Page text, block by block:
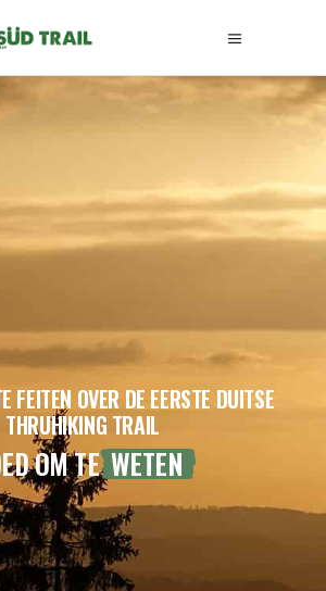
FEITEN OVER DE EERSTE DUITSE
THRUHIKING TRAIL
OM TEWETEN